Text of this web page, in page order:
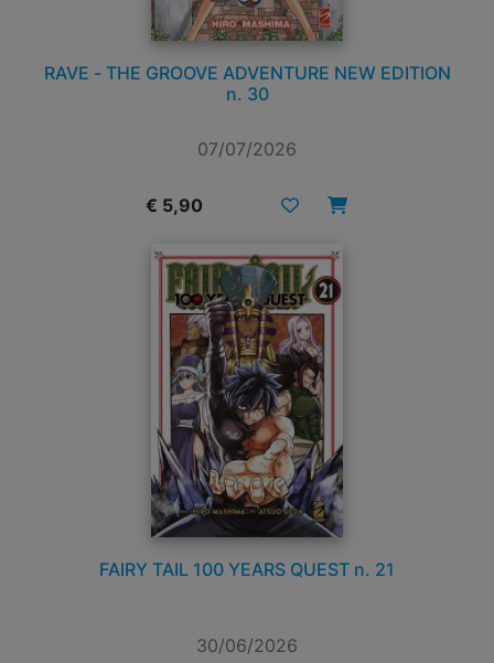
RAVE - THE GROOVE ADVENTURE NEW EDITION
n. 30
07/07/2026
€ 5,90
FAIRY TAIL 100 YEARS QUEST n. 21
30/06/2026